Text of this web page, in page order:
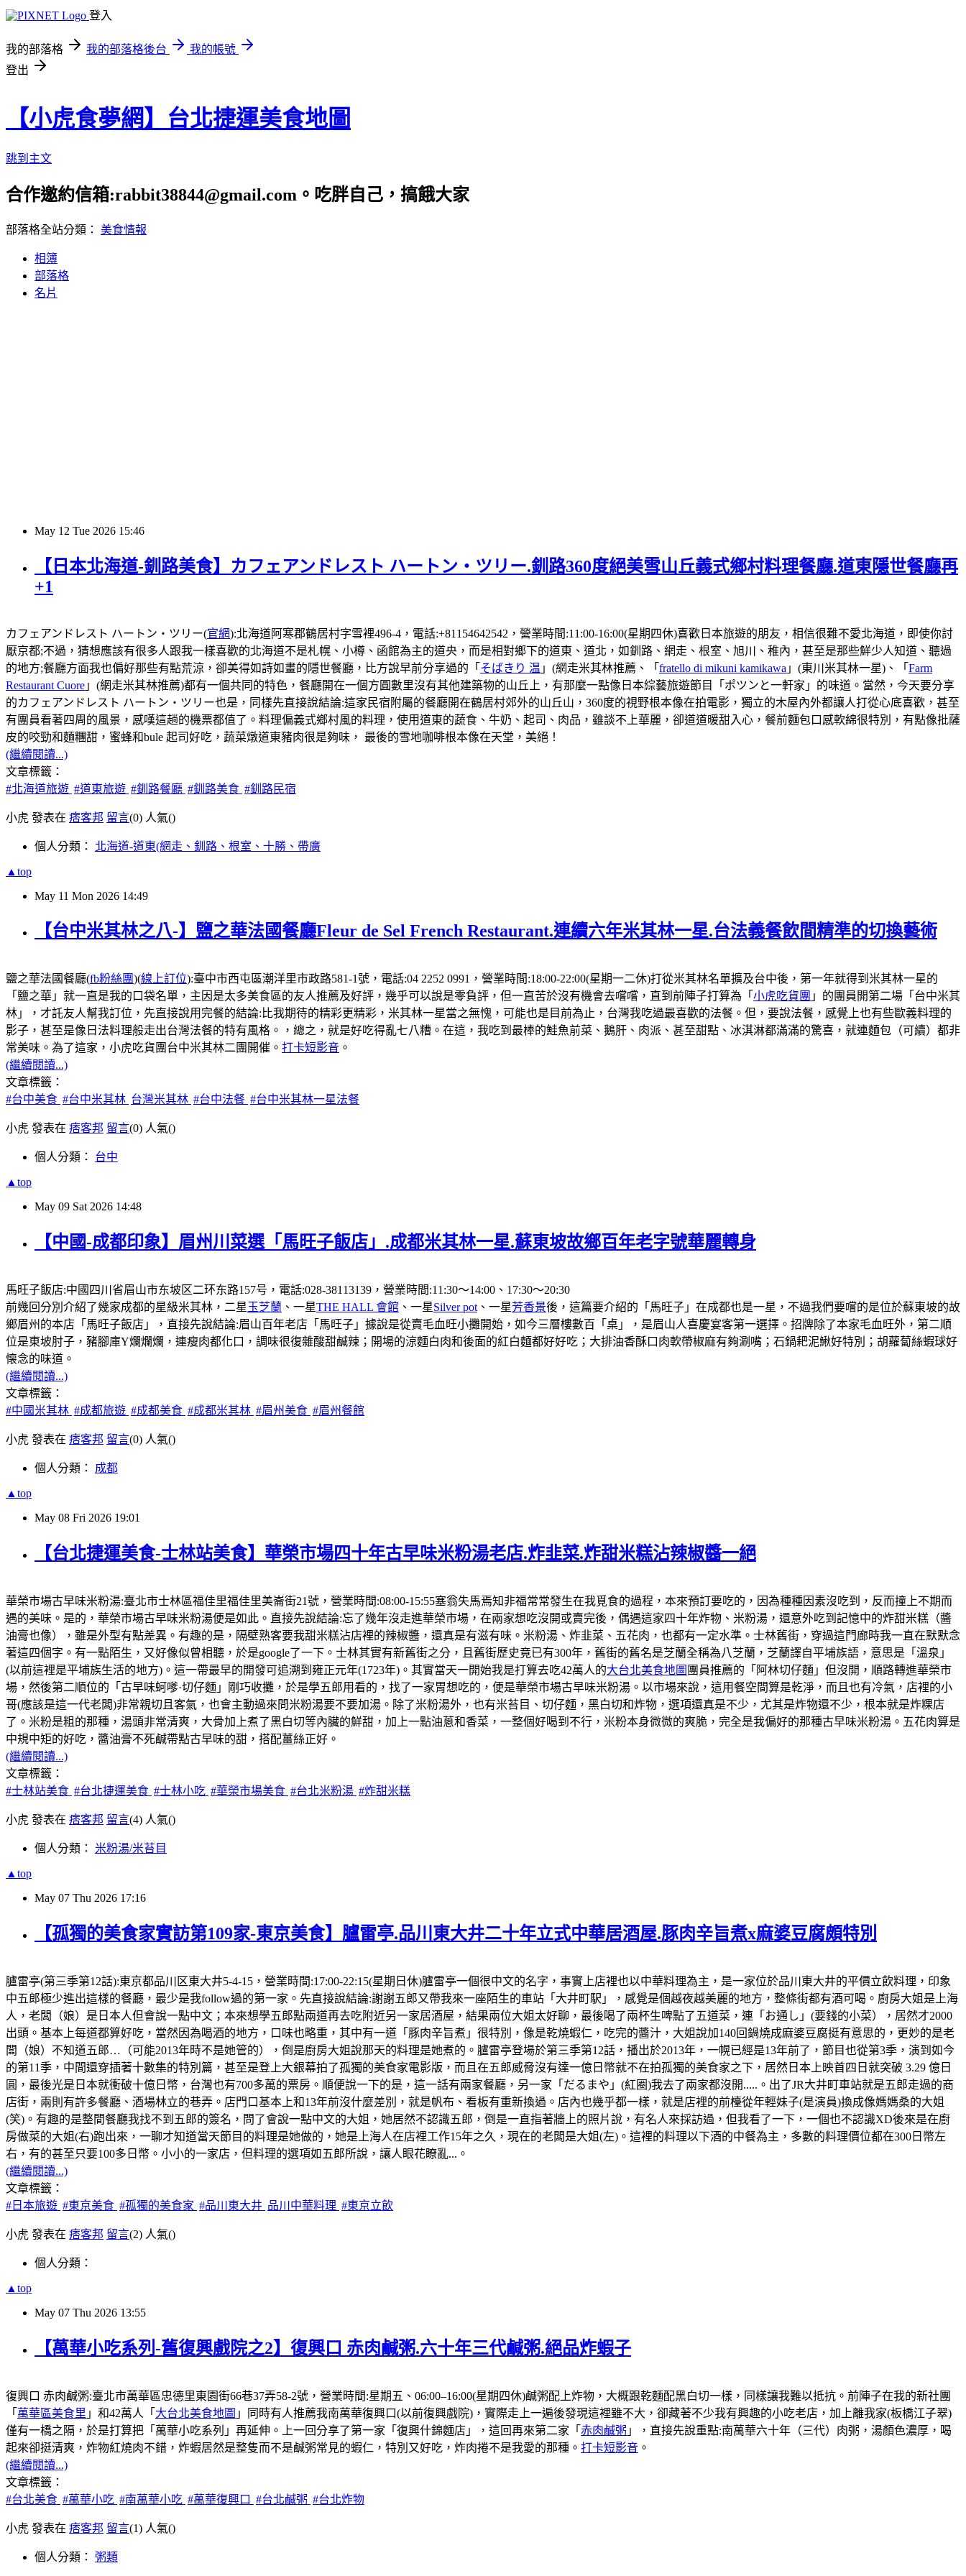
登入
我的部落格 我的部落格後台
我的帳號
登出
【小虎食夢網】台北捷運美食地圖
跳到主文
合作邀約信箱:rabbit38844@gmail.com。吃胖自己，搞餓大家
部落格全站分類： 美食情報
相簿
部落格
名片
May 12 Tue 2026 15:46
【日本北海道-釧路美食】カフェアンドレスト ハートン・ツリー.釧路360度絕美雪山丘義式鄉村料理餐廳.道東隱世餐廳再
+1
カフェアンドレスト ハートン・ツリー(官網):北海道阿寒郡鶴居村字雪裡496-4，電話:+81154642542，營業時間:11:00-16:00(星期四休)喜歡日本旅遊的朋友，相信很難不愛北海道，即使你討
厭京都;不過，猜想應該有很多人跟我一樣喜歡的北海道不是札幌、小樽、函館為主的道央，而是相對鄉下的道東、道北，如釧路、網走、根室、旭川、稚內，甚至是那些鮮少人知道、聽過
的地方;餐廳方面我也偏好那些有點荒涼，卻美得如詩如畫的隱世餐廳，比方說早前分享過的「 そばきり 温 」(網走米其林推薦、「 fratello di mikuni kamikawa 」(東川米其林一星)、「 Farm
Restaurant Cuore 」(網走米其林推薦)都有一個共同的特色，餐廳開在一個方圓數里沒有其他建築物的山丘上，有那麼一點像日本綜藝旅遊節目「ポツンと一軒家」的味道。當然，今天要分享
的カフェアンドレスト ハートン・ツリー也是，同樣先直接說結論:這家民宿附屬的餐廳開在鶴居村郊外的山丘山，360度的視野根本像在拍電影，獨立的木屋內外都讓人打從心底喜歡，甚至
有團員看著四周的風景，感嘆這趟的機票都值了。料理偏義式鄉村風的料理，使用道東的蔬食、牛奶、起司、肉品，雖談不上華麗，卻道道暖甜入心，餐前麵包口感軟綿很特別，有點像批薩
皮的咬勁和麵糰甜，蜜蜂和bule 起司好吃，蔬菜燉道東豬肉很是夠味， 最後的雪地咖啡根本像在天堂，美絕！
(繼續閱讀...)
文章標籤：
#北海道旅遊 #道東旅遊 #釧路餐廳 #釧路美食 #釧路民宿
小虎 發表在 痞客邦 留言(0) 人氣()
個人分類： 北海道-道東(網走、釧路、根室、十勝、帶廣
▲top
May 11 Mon 2026 14:49
【台中米其林之八-】鹽之華法國餐廳Fleur de Sel French Restaurant.連續六年米其林一星.台法義餐飲間精準的切換藝術
鹽之華法國餐廳(fb粉絲團)(線上訂位):臺中市西屯區潮洋里市政路581-1號，電話:04 2252 0991，營業時間:18:00-22:00(星期一二休)打從米其林名單擴及台中後，第一年就得到米其林一星的
「鹽之華」就一直是我的口袋名單，主因是太多美食區的友人推薦及好評，幾乎可以說是零負評，但一直苦於沒有機會去嚐嚐，直到前陣子打算為「 小虎吃貨團 」的團員開第二場「台中米其
林」，才託友人幫我訂位，先直接說用完餐的結論:比我期待的精彩更精彩，米其林一星當之無愧，可能也是目前為止，台灣我吃過最喜歡的法餐。但，要說法餐，感覺上也有些歐義料理的
影子，甚至是像日法料理般走出台灣法餐的特有風格。，總之，就是好吃得亂七八糟。在這，我吃到最棒的鮭魚前菜、鵝肝、肉派、甚至甜點、冰淇淋都滿滿的驚喜，就連麵包（可續）都非
常美味。為了這家，小虎吃貨團台中米其林二團開催。 打卡短影音 。
(繼續閱讀...)
文章標籤：
#台中美食 #台中米其林 台灣米其林 #台中法餐 #台中米其林一星法餐
小虎 發表在 痞客邦 留言(0) 人氣()
個人分類： 台中
▲top
May 09 Sat 2026 14:48
【中國-成都印象】眉州川菜選「馬旺子飯店」.成都米其林一星.蘇東坡故鄉百年老字號華麗轉身
馬旺子飯店:中國四川省眉山市东坡区二环东路157号，電話:028-38113139，營業時間:11:30〜14:00、17:30〜20:30
前幾回分別介紹了幾家成都的星級米其林，二星 玉芝蘭 、一星THE HALL 會館 、一星Silver pot 、一星芳香景後，這篇要介紹的「馬旺子」在成都也是一星，不過我們要嚐的是位於蘇東坡的故
鄉眉州的本店「馬旺子飯店」，直接先說結論:眉山百年老店「馬旺子」據說是從賣毛血旺小攤開始，如今三層樓數百「桌」，是眉山人喜慶宴客第一選擇。招牌除了本家毛血旺外，第二順
位是東坡肘子，豬腳庫Y爛爛爛，連瘦肉都化口，調味很復雜酸甜鹹辣；開場的涼麵白肉和後面的紅白麵都好好吃；大排油香酥口肉軟帶椒麻有夠涮嘴；石鍋耙泥鰍好特別；胡蘿蔔絲蝦球好
懐念的味道。
(繼續閱讀...)
文章標籤：
#中國米其林 #成都旅遊 #成都美食 #成都米其林 #眉州美食 #眉州餐館
小虎 發表在 痞客邦 留言(0) 人氣()
個人分類： 成都
▲top
May 08 Fri 2026 19:01
【台北捷運美食-士林站美食】華榮市場四十年古早味米粉湯老店.炸韭菜.炸甜米糕沾辣椒醬一絕
華榮市場古早味米粉湯:臺北市士林區福佳里福佳里美崙街21號，營業時間:08:00-15:55塞翁失馬焉知非福常常發生在我覓食的過程，本來預訂要吃的，因為種種因素沒吃到，反而撞上不期而
遇的美味。是的，華榮市場古早味米粉湯便是如此。直接先說結論:忘了幾年沒走進華榮市場，在兩家想吃沒開或賣完後，偶遇這家四十年炸物、米粉湯，還意外吃到記憶中的炸甜米糕（醬
油膏也像），雖是外型有點差異。有趣的是，隔壁熟客要我甜米糕沾店裡的辣椒醬，還真是有滋有味。米粉湯、炸韭菜、五花肉，也都有一定水準。士林舊街，穿過這門廊時我一直在默默念
著這四個字。有一點陌生，又好像似曾相聽，於是google了一下。士林其實有新舊街之分，且舊街歷史竟已有300年，舊街的舊名是芝蘭全稱為八芝蘭，芝蘭譯自平埔族語，意思是「溫泉」
(以前這裡是平埔族生活的地方)。這一帶最早的開發可追溯到雍正元年(1723年)。其實當天一開始我是打算去吃42萬人的大台北美食地圖 團員推薦的「阿林切仔麵」但沒開，順路轉進華榮市
場，然後第二順位的「古早味蚵嗲·切仔麵」剛巧收攤，於是學五郎用看的，找了一家胃想吃的，便是華榮市場古早味米粉湯。以市場來說，這用餐空間算是乾淨，而且也有冷氣，店裡的小
哥(應該是這一代老闆)非常親切且客氣，也會主動過來問米粉湯要不要加湯。除了米粉湯外，也有米苔目、切仔麵，黑白切和炸物，選項還真是不少，尤其是炸物還不少，根本就是炸粿店
了。米粉是粗的那種，湯頭非常清爽，大骨加上煮了黑白切等內臟的鮮甜，加上一點油蔥和香菜，一整個好喝到不行，米粉本身微微的爽脆，完全是我偏好的那種古早味米粉湯。五花肉算是
中規中矩的好吃，醬油膏不死鹹帶點古早味的甜，搭配薑絲正好。
(繼續閱讀...)
文章標籤：
#士林站美食 #台北捷運美食 #士林小吃 #華榮市場美食 #台北米粉湯 #炸甜米糕
小虎 發表在 痞客邦 留言(4) 人氣()
個人分類： 米粉湯/米苔目
▲top
May 07 Thu 2026 17:16
【孤獨的美食家實訪第109家-東京美食】臚雷亭.品川東大井二十年立式中華居酒屋.豚肉辛旨煮x麻婆豆腐頗特別
臚雷亭(第三季第12話):東京都品川区東大井5-4-15，營業時間:17:00-22:15(星期日休)臚雷亭一個很中文的名字，事實上店裡也以中華料理為主，是一家位於品川東大井的平價立飲料理，印象
中五郎極少進出這樣的餐廳，最少是我follow過的第一家。先直接說結論:謝謝五郎又帶我來一座陌生的車站「大井町駅」，感覺是個越夜越美麗的地方，整條街都有酒可喝。廚房大姐是上海
人，老闆（娘）是日本人但會說一點中文；本來想學五郎點兩道再去吃附近另一家居酒屋，結果兩位大姐太好聊，最後喝了兩杯生啤點了五道菜，連「お通し」(要錢的小菜），居然才2000
出頭。基本上每道都算好吃，當然因為喝酒的地方，口味也略重，其中有一道「豚肉辛旨煮」很特別，像是乾燒蝦仁，吃完的醬汁，大姐說加140回鍋燒成麻婆豆腐挺有意思的，更妙的是老
闆（娘）不知道五郎…（可能2013年時不是她管的），倒是廚房大姐說那天的料理是她煮的。臚雷亭登場於第三季第12話，播出於2013年，一幌已經是13年前了，節目也從第3季，演到如今
的第11季，中間還穿插著十數集的特別篇，甚至是登上大銀幕拍了孤獨的美食家電影版，而且在五郎威脅沒有達一億日幣就不在拍孤獨的美食家之下，居然日本上映首四日就突破 3.29 億日
圓，最後光是日本就衝破十億日幣，台灣也有700多萬的票房。順便說一下的是，這一話有兩家餐廳，另一家「だるまや」(紅圈)我去了兩家都沒開.....。出了JR大井町車站就是五郎走過的商
店街，兩則有許多餐廳、酒場林立的巷弄。店門口基本上和13年前沒什麼差別，就是帆布、看板有重新換過。店內也幾乎都一樣，就是店裡的前檯從年輕妹子(是演員)換成像媽媽桑的大姐
(笑)。有趣的是整間餐廳我找不到五郎的簽名，問了會說一點中文的大姐，她居然不認識五郎，倒是一直指著牆上的照片說，有名人來採訪過，但我看了一下，一個也不認識XD後來是在廚
房做菜的大姐(右)跑出來，一聊才知道當天節目的料理是她做的，她是上海人在店裡工作15年之久，現在的老闆是大姐(左)。這裡的料理以下酒的中餐為主，多數的料理價位都在300日幣左
右，有的甚至只要100多日幣。小小的一家店，但料理的選項如五郎所說，讓人眼花瞭亂...。
(繼續閱讀...)
文章標籤：
#日本旅遊 #東京美食 #孤獨的美食家 #品川東大井 品川中華料理 #東京立飲
小虎 發表在 痞客邦 留言(2) 人氣()
個人分類：
▲top
May 07 Thu 2026 13:55
【萬華小吃系列-舊復興戲院之2】復興口 赤肉鹹粥.六十年三代鹹粥.絕品炸蝦子
復興口 赤肉鹹粥:臺北市萬華區忠德里東園街66巷37弄58-2號，營業時間:星期五、06:00–16:00(星期四休)鹹粥配上炸物，大概跟乾麵配黑白切一樣，同樣讓我難以抵抗。前陣子在我的新社團
「 萬華區美食里 」和42萬人「 大台北美食地圖 」同時有人推薦我南萬華復興口(以前復興戲院)，實際走上一遍後發現這裡雖不大，卻藏著不少我有興趣的小吃老店，加上離我家(板橋江子翠)
僅有一橋之隔，於是打算把「萬華小吃系列」再延伸。上一回分享了第一家「復興什錦麵店」，這回再來第二家「 赤肉鹹粥 」，直接先說重點:南萬華六十年（三代）肉粥，湯顏色濃厚，喝
起來卻挺清爽，炸物紅燒肉不錯，炸蝦居然是整隻而不是鹹粥常見的蝦仁，特別又好吃，炸肉捲不是我愛的那種。 打卡短影音 。
(繼續閱讀...)
文章標籤：
#台北美食 #萬華小吃 #南萬華小吃 #萬華復興口 #台北鹹粥 #台北炸物
小虎 發表在 痞客邦 留言(1) 人氣()
個人分類： 粥類